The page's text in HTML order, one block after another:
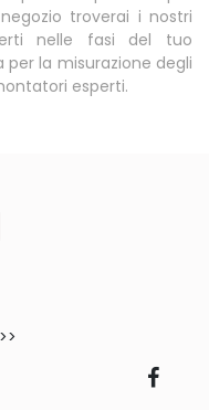
troverai i nostri
nelle fasi del tuo
la misurazione degli
esperti.